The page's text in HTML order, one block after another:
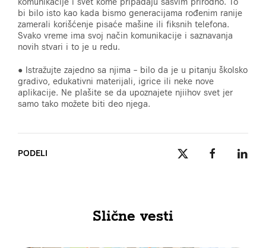
bi bilo isto kao kada bismo generacijama rođenim ranije
zamerali korišćenje pisaće mašine ili fiksnih telefona.
Svako vreme ima svoj način komunikacije i saznavanja
novih stvari i to je u redu.
● Istražujte zajedno sa njima – bilo da je u pitanju školsko
gradivo, edukativni materijali, igrice ili neke nove
aplikacije. Ne plašite se da upoznajete njiihov svet jer
samo tako možete biti deo njega.
PODELI
Slične vesti